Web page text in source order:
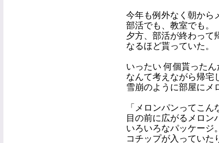
今年も例外なく朝から
部活でも、教室でも。
夕方、部活が終わって
なるほど貰っていた。
いったい 何個貰った
なんて考えながら帰宅
雪崩のように部屋にメ
「メロンパンってこ
目の前に広がるメロン
いろいろなパッケージ
コチップが入っていた